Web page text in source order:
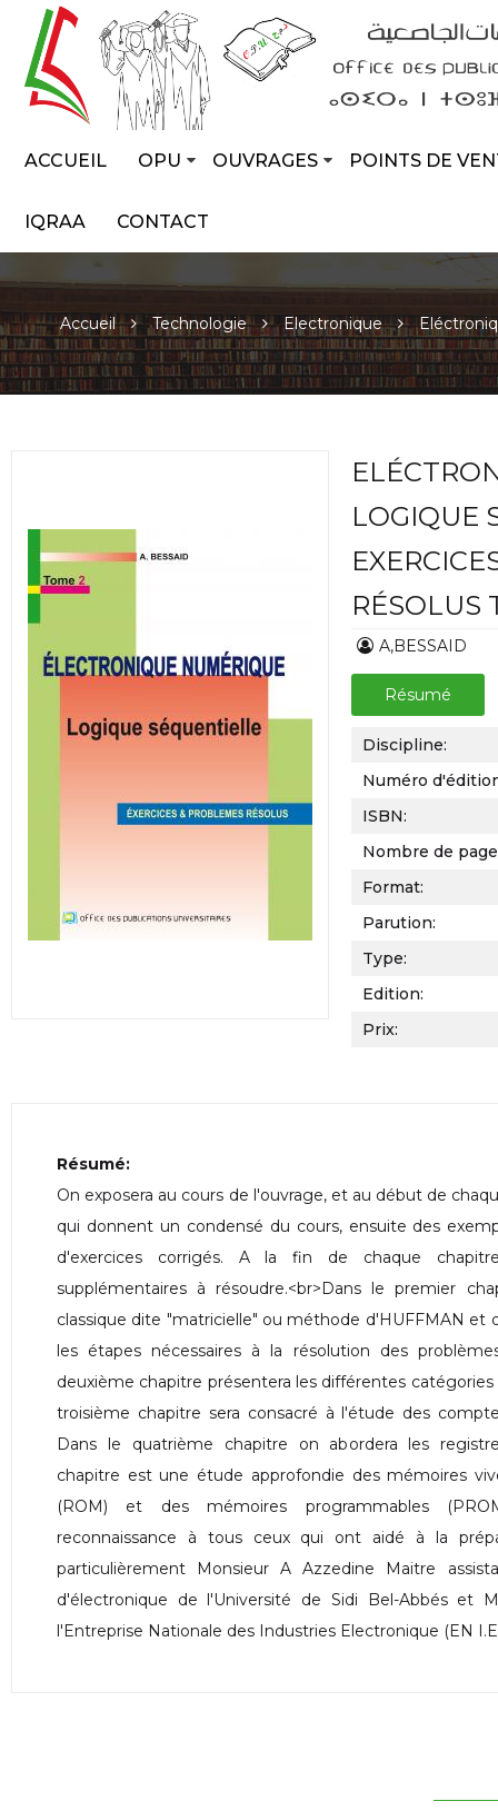
ACCUEIL OPU OUVRAGES POINTS DE
IQRAA CONTACT
Accueil Technologie Electronique
LOGIQUE
RÉSOLUS
A,BESSAID
Résumé
Discipline:
Numéro
ISBN:
Nombre de
Format:
Parution:
Type:
Edition:
Prix:
Résumé:
On exposera au cours de l'ouvrage, et au début de
qui donnent un condensé du cours, ensuite des
d'exercices corrigés. A la fin de chaque
supplémentaires à résoudre.<br>Dans le premier
classique dite "matricielle" ou méthode d'HUFFMAN et
les étapes nécessaires à la résolution des
deuxième chapitre présentera les différentes catégories
troisième chapitre sera consacré à l'étude des
Dans le quatrième chapitre on abordera les
chapitre est une étude approfondie des mémoires
(ROM) et des mémoires programmables
reconnaissance à tous ceux qui ont aidé à la
particulièrement Monsieur A Azzedine Maitre
d'électronique de l'Université de Sidi Bel-Abbés et
l'Entreprise Nationale des Industries Electronique (EN